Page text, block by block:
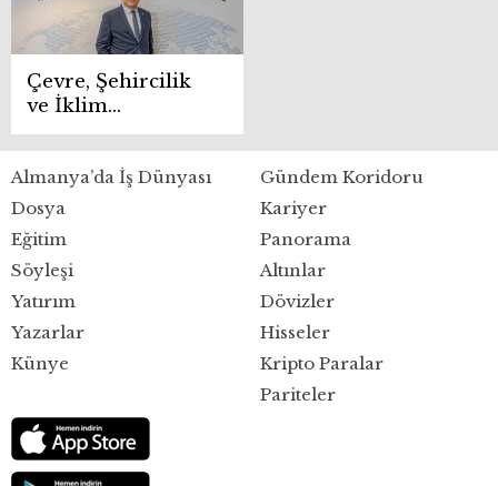
Çevre, Şehircilik
ve İklim
Değişikliği
Bakanlığı sosyal
konut projesi
2025’te devam
ediyor
Almanya’da İş Dünyası
Dosya
Eğitim
Gündem Koridoru
Kariyer
Panorama
Söyleşi
Yatırım
Yazarlar
Künye
Altınlar
Dövizler
Hisseler
Kripto Paralar
Pariteler